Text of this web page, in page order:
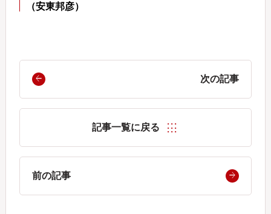
（安東邦彦）
次の記事
記事一覧に戻る
前の記事